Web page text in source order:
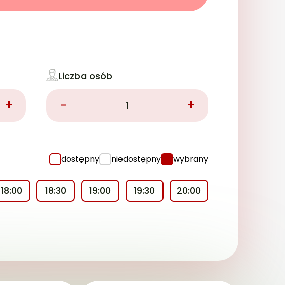
+
Liczba osób
- +
dostępny niedostępny wybrany
18:00 18:30 19:00 19:30 20:00